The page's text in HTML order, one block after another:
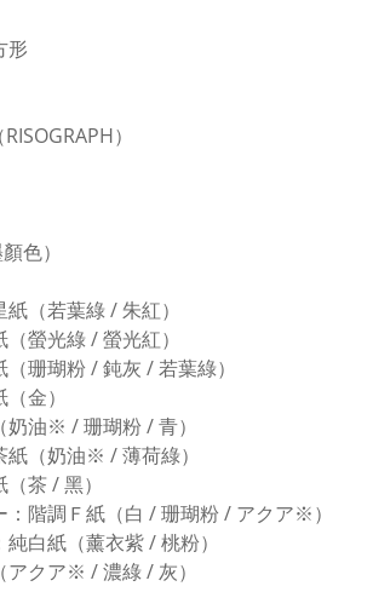
形
）
色）
（若葉綠 / 朱紅）
螢光綠 / 螢光紅）
珊瑚粉 / 鈍灰 / 若葉綠）
金）
油※ / 珊瑚粉 / 青）
（奶油※ / 薄荷綠）
茶 / 黑）
階調Ｆ紙（白 / 珊瑚粉 / アクア※）
白紙（薰衣紫 / 桃粉）
クア※ / 濃綠 / 灰）